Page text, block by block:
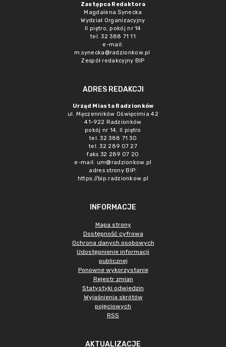
Zastępca Redaktora
Magdalena Synecka
Wydział Organizacyjny
II piętro, pokój nr 14
tel. 32 388 71 11
e-mail:
m.synecka@radzionkow.pl
Zespół redakcyjny BIP
ADRES REDAKCJI
Urząd Miasta Radzionków
ul. Męczenników Oświęcimia 42
41-922 Radzionków
pokój nr 14, II piętro
tel. 32 388 71 30
tel. 32 289 07 27
faks 32 289 07 20
e-mail: um@radzionkow.pl
adres strony BIP:
https://bip.radzionkow.pl
INFORMACJE
Mapa strony
Dostępność cyfrowa
Ochrona danych osobowych
Udostępnienie informacji
publicznej
Ponowne wykorzystanie
Rejestr zmian
Statystyki odwiedzin
Wyjaśnienia skrótów
pojęciowych
RSS
AKTUALIZACJE